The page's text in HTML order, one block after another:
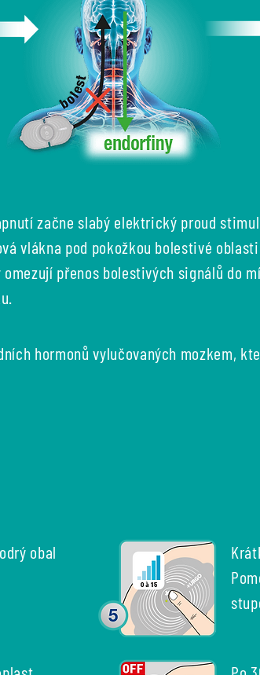
začne slabý elektrický proud
vlákna pod pokožkou bolestivé oblasti.
omezují přenos bolestivých signálů do
hormonů vylučovaných mozkem,
obal